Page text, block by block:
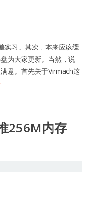
实习。其次，本来应该缓
为大家更新。当然，说
意。首先关于Virmach这
256M内存